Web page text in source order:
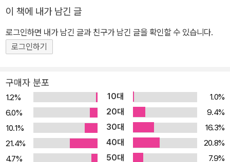
신병 내력에 경악하고 불확실한 세상사에 호기심을 억누를 수 없었던
러셀은 광기와 불확실성의 바깥에 절대적인 이성과 확실성의 세계가
있으리라 희망한다. 그러던 어느 날 ‘수학’이 바로 그런 세계임을 발견
품고부터 수학의 확실성이 흔들리자 크나큰 절망에 빠진다. 이윽고
러셀은 수학에 확실성을 부여하기 위해서 프로메테우스나 품을 만한
목표에 매달린다. 논리학을 통해 완전무결한 수학의 토대를 확립하는
것! 절대적인 진리를 찾으려 몸부림치는 러셀은 화이트헤드, 힐베르
트, 괴델 등 전설적인 사상가들과 마주치고 위대한 비트겐슈타인을
이 책에 내가 남긴 글
로그인하면 내가 남긴 글과 친구가 남긴 글을 확인할 수 있습니다.
로그인하기
구매자 분포
1.2% 10대
1.0%
6.0%
20대
9.4%
10.1%
30대
16.3%
21.4%
40대
20.8%
4.7%
50대
7.9%